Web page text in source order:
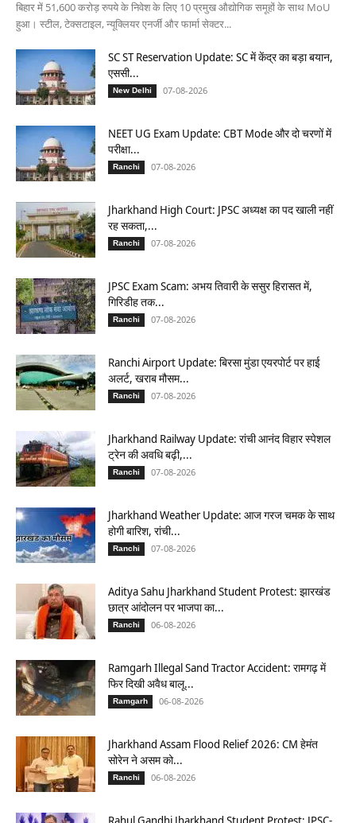
बिहार में 51,600 करोड़ रुपये के निवेश के लिए 10 प्रमुख औद्योगिक समूहों के साथ MoU
हुआ। स्टील, टेक्सटाइल, न्यूक्लियर एनर्जी और फार्मा सेक्टर...
SC ST Reservation Update: SC में केंद्र का बड़ा बयान,
एससी...
New Delhi 07-08-2026
NEET UG Exam Update: CBT Mode और दो चरणों में
परीक्षा...
Ranchi 07-08-2026
Jharkhand High Court: JPSC अध्यक्ष का पद खाली नहीं
रह सकता,...
Ranchi 07-08-2026
JPSC Exam Scam: अभय तिवारी के ससुर हिरासत में,
गिरिडीह तक...
Ranchi 07-08-2026
Ranchi Airport Update: बिरसा मुंडा एयरपोर्ट पर हाई
अलर्ट, खराब मौसम...
Ranchi 07-08-2026
Jharkhand Railway Update: रांची आनंद विहार स्पेशल
ट्रेन की अवधि बढ़ी,...
Ranchi 07-08-2026
Jharkhand Weather Update: आज गरज चमक के साथ
होगी बारिश, रांची...
Ranchi 07-08-2026
Aditya Sahu Jharkhand Student Protest: झारखंड
छात्र आंदोलन पर भाजपा का...
Ranchi 06-08-2026
Ramgarh Illegal Sand Tractor Accident: रामगढ़ में
फिर दिखी अवैध बालू...
Ramgarh 06-08-2026
Jharkhand Assam Flood Relief 2026: CM हेमंत
सोरेन ने असम को...
Ranchi 06-08-2026
Rahul Gandhi Jharkhand Student Protest: JPSC-